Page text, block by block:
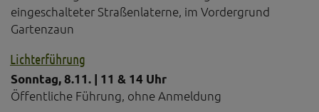
Lichterführung
Sonntag, 8.11. | 11 & 14 Uhr
Öffentliche Führung, ohne Anmeldung